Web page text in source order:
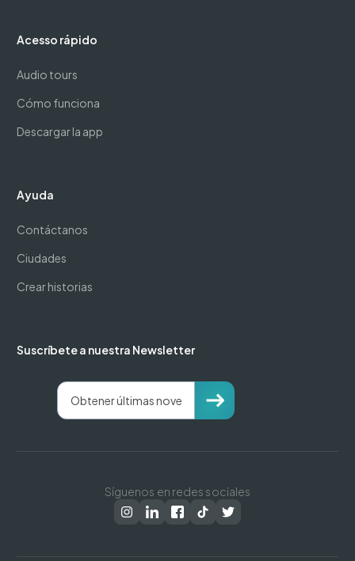
Acesso rápido
Audio tours
Cómo funciona
Descargar la app
Ayuda
Contáctanos
Ciudades
Crear historias
Suscríbete a nuestra Newsletter
Síguenos en redes sociales